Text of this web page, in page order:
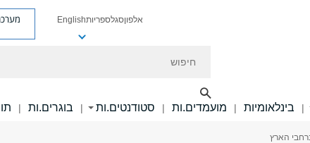
אלפוןסגלספריותEnglish
| בינלאומיות | מועמדים.ות | סטודנטים.ות | בוגרים.ות |
הארץ